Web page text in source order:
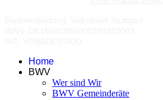
Home
BWV
Wer sind Wir
BWV Gemeinderäte